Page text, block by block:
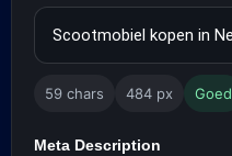
59 chars 484 px Goed
Meta Description